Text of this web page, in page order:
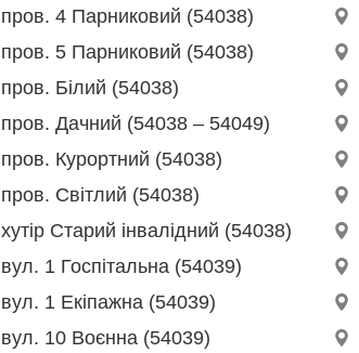
пров. 4 Парниковий (54038)
пров. 5 Парниковий (54038)
пров. Білий (54038)
пров. Дачний (54038 – 54049)
пров. Курортний (54038)
пров. Світлий (54038)
хутір Старий інвалідний (54038)
вул. 1 Госпітальна (54039)
вул. 1 Екіпажна (54039)
вул. 10 Воєнна (54039)